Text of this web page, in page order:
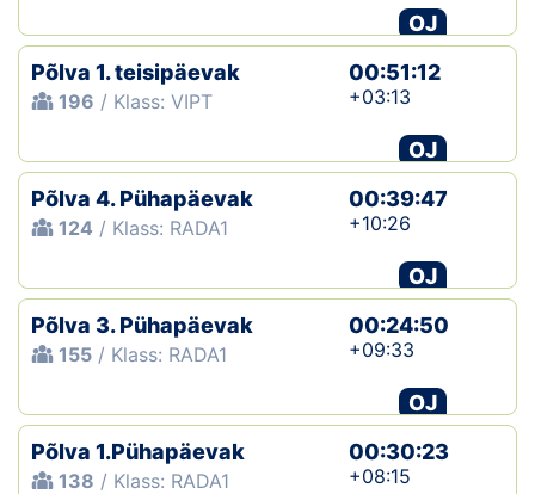
OJ
Põlva 1. teisipäevak
196 / Klass: VIPT
00:51:12
+03:13
OJ
Põlva 4. Pühapäevak
124 / Klass: RADA1
00:39:47
+10:26
OJ
Põlva 3. Pühapäevak
155 / Klass: RADA1
00:24:50
+09:33
OJ
Põlva 1.Pühapäevak
138 / Klass: RADA1
00:30:23
+08:15